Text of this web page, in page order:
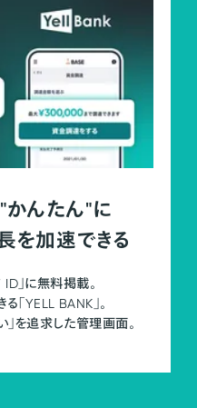
かんたん"に
を加速できる
ID」に無料掲載。
「YELL BANK」。
」を追求した管理画面。